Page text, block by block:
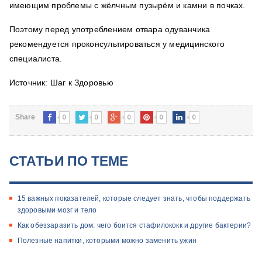
имеющим проблемы с жёлчным пузырём и камни в почках.
Поэтому перед употреблением отвара одуванчика
рекомендуется проконсультироваться у медицинского
специалиста.
Источник: Шаг к Здоровью
Share 0 0 0 0 0
СТАТЬИ ПО ТЕМЕ
15 важных показателей, которые следует знать, чтобы поддержать
здоровыми мозг и тело
Как обеззаразить дом: чего боится стафилококк и другие бактерии?
Полезные напитки, которыми можно заменить ужин